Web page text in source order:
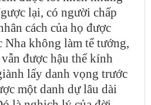
lại, có người chấp
cách của họ được
Nha không làm tể tướng,
được hậu thế kính
lấy danh vọng trước
một danh dự lâu dài